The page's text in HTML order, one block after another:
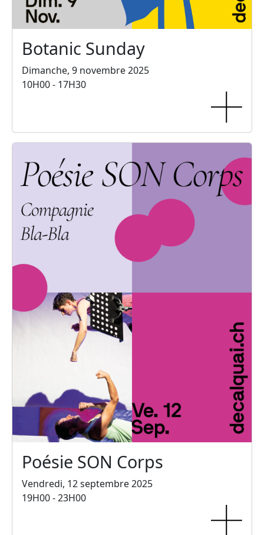
Botanic Sunday
Dimanche, 9 novembre 2025
10H00 - 17H30
Poésie SON Corps
Vendredi, 12 septembre 2025
19H00 - 23H00